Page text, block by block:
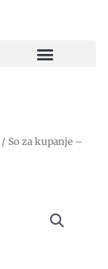
/ So za kupanje –